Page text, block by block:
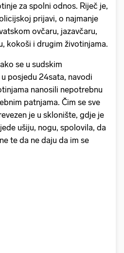
za spolni odnos. Riječ je,
prijavi, o najmanje
ovčaru, jazavčaru,
kokoši i drugim životinjama.
se u sudskim
posjedu 24sata, navodi
nanosili nepotrebnu
patnjama. Čim se sve
je u sklonište, gdje je
ušiju, nogu, spolovila, da
te da ne daju da im se